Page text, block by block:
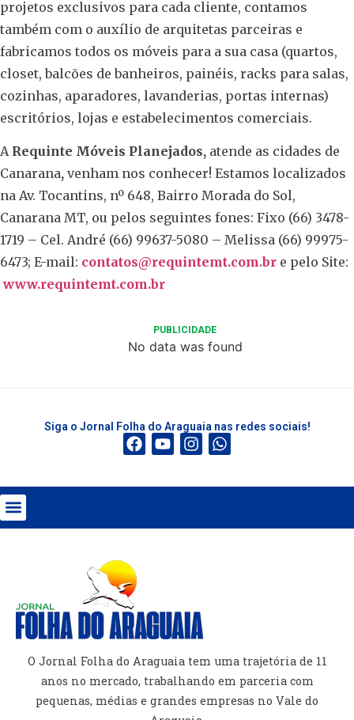
projetos exclusivos para cada cliente, contamos
também com o auxílio de arquitetas parceiras e
fabricamos todos os móveis para a sua casa (quartos,
closet, balcões de banheiros, painéis, racks para salas,
cozinhas, aparadores, lavanderias, portas internas)
escritórios, lojas e estabelecimentos comerciais.
A Requinte Móveis Planejados, atende as cidades de
Canarana, venham nos conhecer! Estamos localizados
na Av. Tocantins, nº 648, Bairro Morada do Sol,
Canarana MT, ou pelos seguintes fones: Fixo (66) 3478-
1719 – Cel. André (66) 99637-5080 – Melissa (66) 99975-
6473; E-mail: contatos@requintemt.com.br e pelo Site:
www.requintemt.com.br
PUBLICIDADE
No data was found
Siga o Jornal Folha do Araguaia nas redes sociais!
O Jornal Folha do Araguaia tem uma trajetória de 11
anos no mercado, trabalhando em parceria com
pequenas, médias e grandes empresas no Vale do